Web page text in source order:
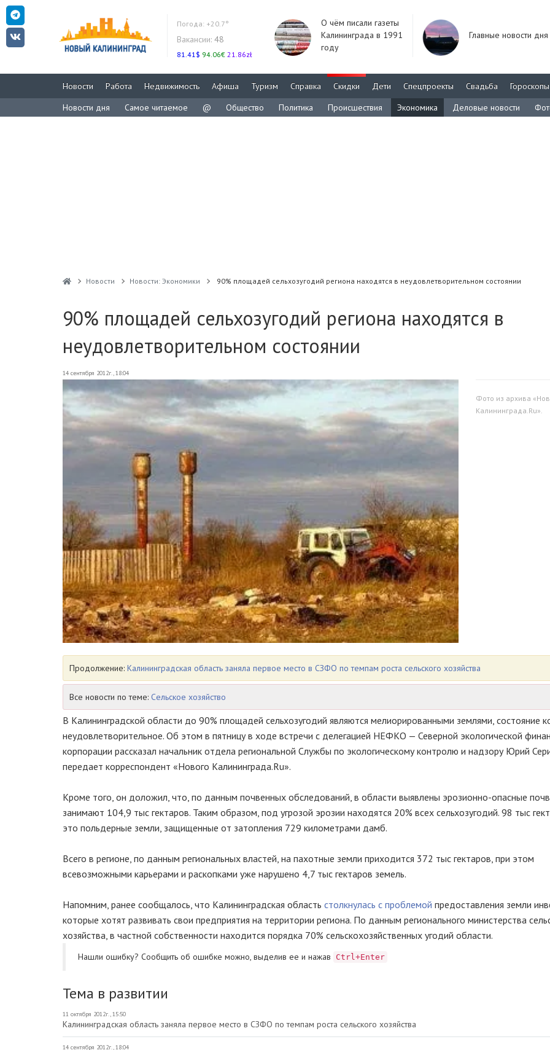
Погода: +20.7°
Вакансии: 48
81.41$ 94.06€ 21.86zł
О чём писали газеты
Калининграда в 1991
году
Главные новости дня
Новости Работа Недвижимость Афиша Туризм Справка Скидки Дети Спецпроекты Свадьба
Гороскопы
Новости дня
Самое читаемое @ Общество Политика Происшествия Экономика Деловые новости
Новости Новости: Экономики 90% площадей сельхозугодий региона находятся в неудовлетворительном состоянии
90% площадей сельхозугодий региона находятся в
неудовлетворительном состоянии
14 сентября 2012г., 18:04
Фото из архива
Калининграда.Ru».
Продолжение: Калининградская область заняла первое место в СЗФО по темпам роста сельского хозяйства
Все новости по теме: Сельское хозяйство
В Калининградской области до 90% площадей сельхозугодий являются мелиорированными землями, состояние
неудовлетворительное. Об этом в пятницу в ходе встречи с делегацией НЕФКО — Северной экологической
корпорации рассказал начальник отдела региональной Службы по экологическому контролю и надзору Юрий
передает корреспондент «Нового Калининграда.Ru».
Кроме того, он доложил, что, по данным почвенных обследований, в области выявлены эрозионно-опасные
занимают 104,9 тыс гектаров. Таким образом, под угрозой эрозии находятся 20% всех сельхозугодий. 98 тыс
это польдерные земли, защищенные от затопления 729 километрами дамб.
Всего в регионе, по данным региональных властей, на пахотные земли приходится 372 тыс гектаров, при этом
всевозможными карьерами и раскопками уже нарушено 4,7 тыс гектаров земель.
Напомним, ранее сообщалось, что Калининградская область столкнулась с проблемой предоставления земли
которые хотят развивать свои предприятия на территории региона. По данным регионального министерства
хозяйства, в частной собственности находится порядка 70% сельскохозяйственных угодий области.
Нашли ошибку? Cообщить об ошибке можно, выделив ее и нажав Ctrl+Enter
Тема в развитии
11 октября 2012г., 15:50
Калининградская область заняла первое место в СЗФО по темпам роста сельского хозяйства
14 сентября 2012г., 18:04